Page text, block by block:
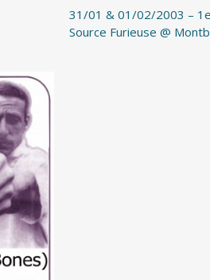
31/01 & 01/02/2003 –
Source Furieuse @